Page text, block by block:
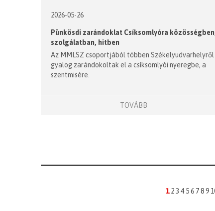
2026-05-26
Pünkösdi zarándoklat Csíksomlyóra
szolgálatban, hitben
Az MMLSZ csoportjából többen Székelyudvarhelyről
gyalog zarándokoltak el a csíksomlyói nyeregbe, a
szentmisére.
TOVÁBB
1 23 4 56 789